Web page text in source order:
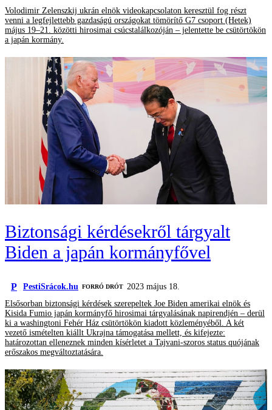
Volodimir Zelenszkij ukrán elnök videokapcsolaton keresztül fog részt
venni a legfejlettebb gazdaságú országokat tömörítő G7 csoport (Hetek)
május 19–21. közötti hirosimai csúcstalálkozóján – jelentette be csütörtökön
a japán kormány.
Biztonsági kérdésekről tárgyalt
Biden a japán kormányfővel
P PestiSrácok.hu FORRÓ DRÓT 2023 május 18.
Elsősorban biztonsági kérdések szerepeltek Joe Biden amerikai elnök és
Kisida Fumio japán kormányfő hirosimai tárgyalásának napirendjén – derül
ki a washingtoni Fehér Ház csütörtökön kiadott közleményéből. A két
vezető ismételten kiállt Ukrajna támogatása mellett, és kifejezte:
határozottan elleneznek minden kísérletet a Tajvani-szoros status quójának
erőszakos megváltoztatására.